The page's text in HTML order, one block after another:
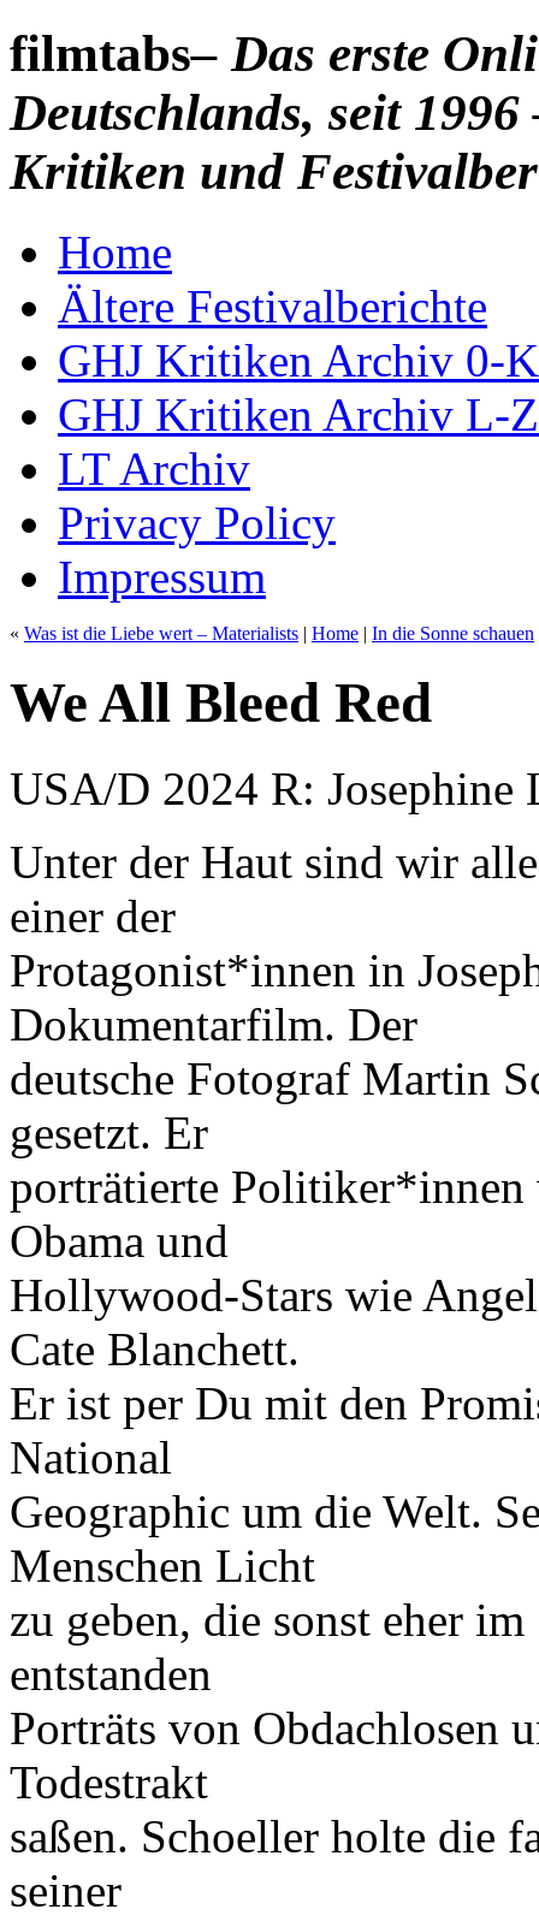
filmtabs– Das erste
Deutschlands, seit
Kritiken und
Home
Ältere Festivalberichte
GHJ Kritiken Archiv 0-K
GHJ Kritiken Archiv L-Z
LT Archiv
Privacy Policy
Impressum
« Was ist die Liebe wert – Materialists | Home | In die Sonne schauen
We All Bleed Red
USA/D 2024 R:
Unter der Haut sind wir
einer der
Protagonist*innen in
Dokumentarfilm. Der
deutsche Fotograf Martin
gesetzt. Er
porträtierte
Obama und
Hollywood-Stars wie
Cate Blanchett.
Er ist per Du mit den
National
Geographic um die Welt.
Menschen Licht
zu geben, die sonst eher
entstanden
Porträts von Obdachlosen
Todestrakt
saßen. Schoeller holte die
seiner